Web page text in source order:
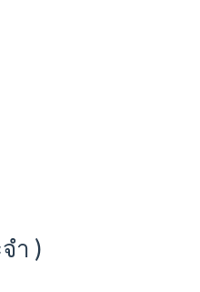
ำ )